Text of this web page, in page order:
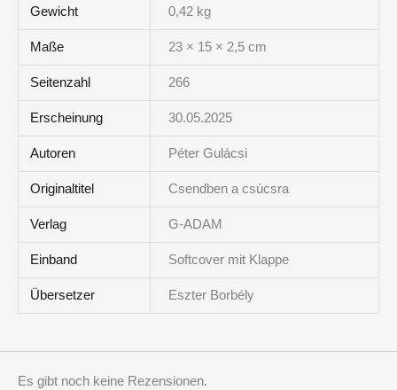
Gewicht 0,42 kg
Maße 23 × 15 × 2,5 cm
Seitenzahl 266
Erscheinung 30.05.2025
Autoren Péter Gulácsi
Originaltitel Csendben a csúcsra
Verlag G-ADAM
Einband Softcover mit Klappe
Übersetzer Eszter Borbély
Es gibt noch keine Rezensionen.